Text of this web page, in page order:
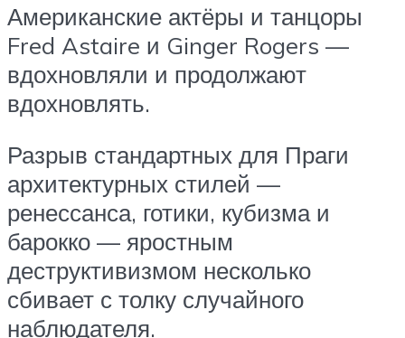
Американские актёры и танцоры
Fred Astaire и Ginger Rogers —
вдохновляли и продолжают
вдохновлять.
Разрыв стандартных для Праги
архитектурных стилей —
ренессанса, готики, кубизма и
барокко — яростным
деструктивизмом несколько
сбивает с толку случайного
наблюдателя.